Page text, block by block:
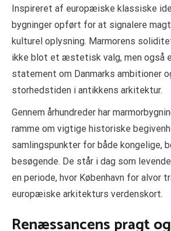
Inspireret af europæiske klassiske
bygninger opført for at signalere
kulturel oplysning. Marmorens
ikke blot et æstetisk valg, men også
statement om Danmarks ambitioner
storhedstiden i antikkens arkitektur.
Gennem århundreder har
ramme om vigtige historiske
samlingspunkter for både kongelige,
besøgende. De står i dag som
en periode, hvor København for alvor
europæiske arkitekturs verdenskort.
Renæssancens pragt